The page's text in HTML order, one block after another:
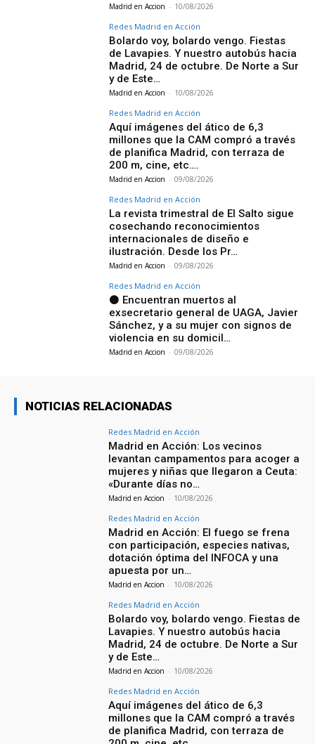
Madrid en Accion - 10/08/2026
Redes Madrid en Acción
Bolardo voy, bolardo vengo. Fiestas
de Lavapies. Y nuestro autobús hacia
Madrid, 24 de octubre. De Norte a Sur
y de Este…
Madrid en Accion - 10/08/2026
Redes Madrid en Acción
Aquí imágenes del ático de 6,3
millones que la CAM compró a través
de planifica Madrid, con terraza de
200 m, cine, etc….
Madrid en Accion - 09/08/2026
Redes Madrid en Acción
La revista trimestral de El Salto sigue
cosechando reconocimientos
internacionales de diseño e
ilustración. Desde los Pr…
Madrid en Accion - 09/08/2026
Redes Madrid en Acción
⚫ Encuentran muertos al
exsecretario general de UAGA, Javier
Sánchez, y a su mujer con signos de
violencia en su domicil…
Madrid en Accion - 09/08/2026
NOTICIAS RELACIONADAS
Redes Madrid en Acción
Madrid en Acción: Los vecinos
levantan campamentos para acoger a
mujeres y niñas que llegaron a Ceuta:
«Durante días no…
Madrid en Accion - 10/08/2026
Redes Madrid en Acción
Madrid en Acción: El fuego se frena
con participación, especies nativas,
dotación óptima del INFOCA y una
apuesta por un…
Madrid en Accion - 10/08/2026
Redes Madrid en Acción
Bolardo voy, bolardo vengo. Fiestas de
Lavapies. Y nuestro autobús hacia
Madrid, 24 de octubre. De Norte a Sur
y de Este…
Madrid en Accion - 10/08/2026
Redes Madrid en Acción
Aquí imágenes del ático de 6,3
millones que la CAM compró a través
de planifica Madrid, con terraza de